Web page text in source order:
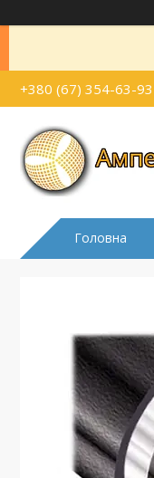
+380 (67) 354-63-93
Головна